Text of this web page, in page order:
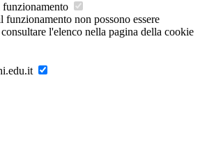
funzionamento
funzionamento non possono essere
l'elenco nella pagina della cookie